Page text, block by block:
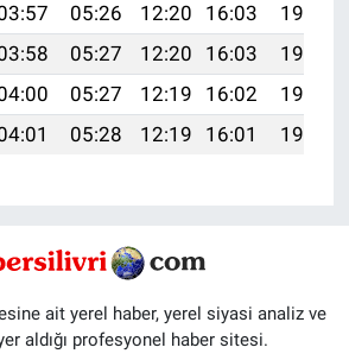
05:26 12:20 16:03
19:04
05:27 12:20 16:03
19:03
05:27 12:19 16:02
19:01
05:28 12:19 16:01 19:00
ait yerel haber, yerel siyasi analiz ve
aldığı profesyonel haber sitesi.